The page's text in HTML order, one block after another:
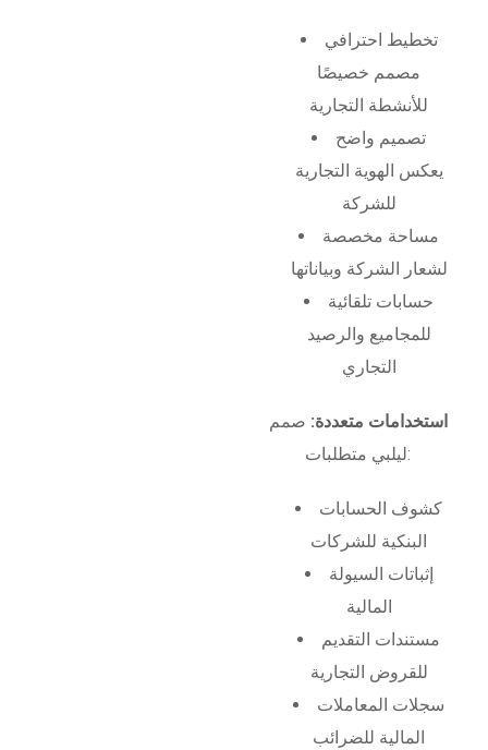
تخطيط احترافي
مصمم خصيصًا
للأنشطة التجارية
تصميم واضح
يعكس الهوية التجارية
للشركة
مساحة مخصصة
لشعار الشركة وبياناتها
حسابات تلقائية
للمجاميع والرصيد
التجاري
استخدامات متعددة: صمم
ليلبي متطلبات:
كشوف الحسابات
البنكية للشركات
إثباتات السيولة
المالية
مستندات التقديم
للقروض التجارية
سجلات المعاملات
المالية للضرائب